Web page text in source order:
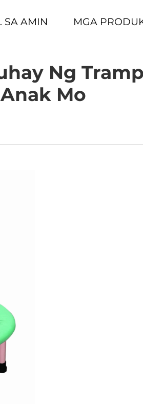
SA AMIN MGA
Ng
Anak Mo